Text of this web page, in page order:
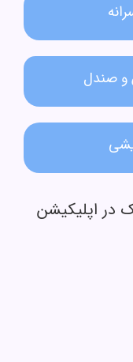
و صندل
در اپلیکیشن